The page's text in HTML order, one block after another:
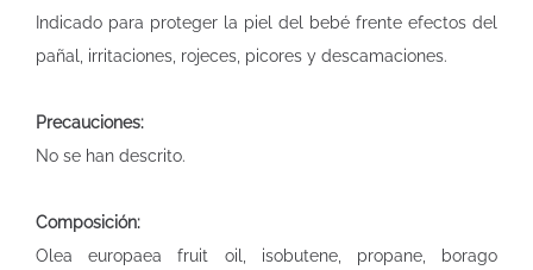
Indicado para proteger la piel del bebé frente efectos del
pañal, irritaciones, rojeces, picores y descamaciones.
Precauciones:
No se han descrito.
Composición:
Olea europaea fruit oil, isobutene, propane, borago